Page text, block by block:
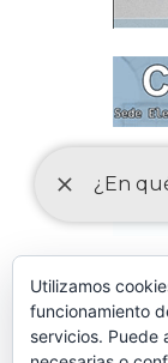
Utilizamos
funcionamiento
servicios. Puede